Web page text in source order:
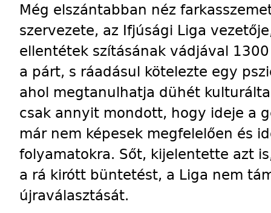
Még elszántabban néz
szervezete, az Ifjúsági Liga
ellentétek szításának vádjával
a párt, s ráadásul kötelezte egy
ahol megtanulhatja dühét
csak annyit mondott, hogy ideje a
már nem képesek megfelelően és
folyamatokra. Sőt, kijelentette azt
a rá kirótt büntetést, a Liga nem
újraválasztását.